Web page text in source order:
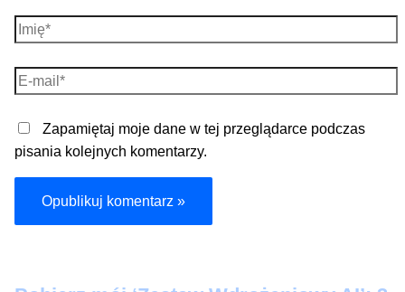
Imię*
E-
mail*
Zapamiętaj moje dane w tej przeglądarce podczas
pisania kolejnych komentarzy.